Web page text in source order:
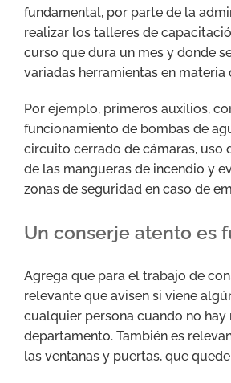
fundamental, por parte de la
realizar los talleres de
curso que dura un mes y donde
variadas herramientas en materia
Por ejemplo, primeros auxilios,
funcionamiento de bombas de
circuito cerrado de cámaras, uso
de las mangueras de incendio y
zonas de seguridad en caso de
Un conserje atento es
Agrega que para el trabajo de
relevante que avisen si viene
cualquier persona cuando no hay
departamento. También es
las ventanas y puertas, que